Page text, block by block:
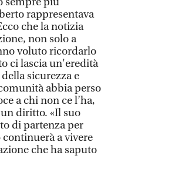
rappresentava
che la notizia
non solo a
voluto ricordarlo
ci lascia un'eredità
sicurezza e
abbia perso
a chi non ce l’ha,
diritto. «Il suo
di partenza per
a vivere
che ha saputo